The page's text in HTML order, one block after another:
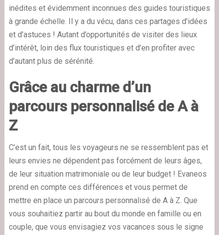
inédites et évidemment inconnues des guides touristiques
à grande échelle. Il y a du vécu, dans ces partages d’idées
et d’astuces ! Autant d’opportunités de visiter des lieux
d’intérêt, loin des flux touristiques et d’en profiter avec
d’autant plus de sérénité.
Grâce au charme d’un
parcours personnalisé de A à
Z
C’est un fait, tous les voyageurs ne se ressemblent pas et
leurs envies ne dépendent pas forcément de leurs âges,
de leur situation matrimoniale ou de leur budget ! Evaneos
prend en compte ces différences et vous permet de
mettre en place un parcours personnalisé de A à Z. Que
vous souhaitiez partir au bout du monde en famille ou en
couple, que vous envisagiez vos vacances sous le signe